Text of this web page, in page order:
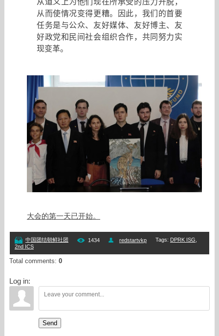
从道义上为他们现在所承受的压力开脱，
从而使情况变得更糟。因此，我们的首要
任务是与公众、友好媒体、友好博主、友
好政党和民间社会组织合作，共同努力实
现变革。
大会的第一天已开始。
中国团结朝鲜社团 1434 redstartvkp Tags: DPRK ISG
2nd ICS
Total comments: 0
Log in:
Send